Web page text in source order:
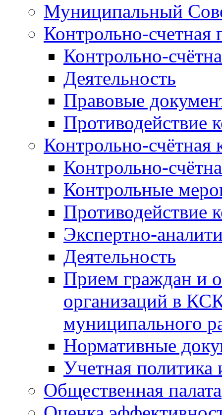
Муниципальный
Контрольно-счетная
Контрольно-
Деятельность
Правовые
Противодействие
Контрольно-счётная
Контрольно-
Контрольные
Противодействие
Экспертно-
Деятельность
Прием граждан и
организаций в
муниципального
Нормативные
Учетная политика
Общественная палата